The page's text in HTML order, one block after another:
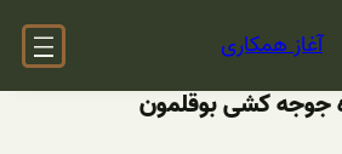
آغاز همکاری
جوجه کشی بوقلمون